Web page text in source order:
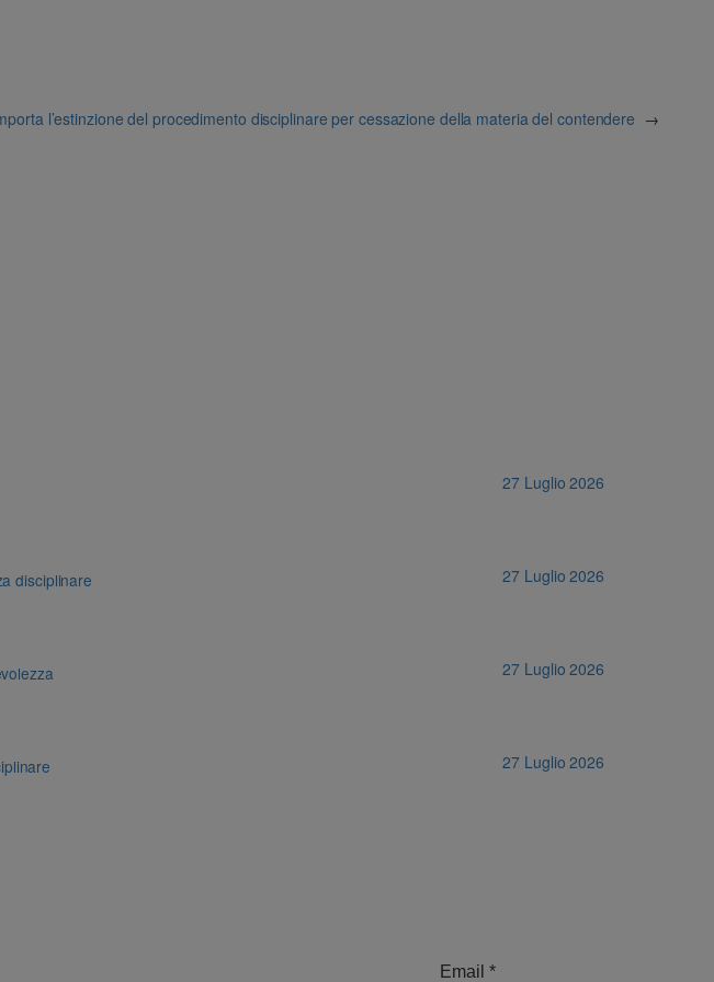
l’estinzione del procedimento disciplinare per cessazione della materia del contendere →
27 Luglio 2026
disciplinare 27 Luglio 2026
27 Luglio 2026
27 Luglio 2026
Email *